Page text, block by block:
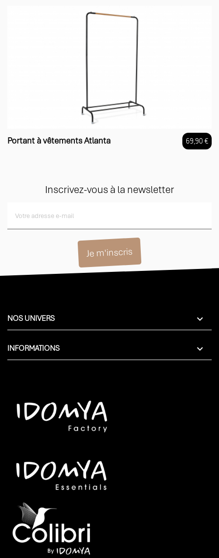
Portant à vêtements Atlanta 69,90 €
Inscrivez-vous à la newsletter
NOS UNIVERS 
INFORMATIONS 